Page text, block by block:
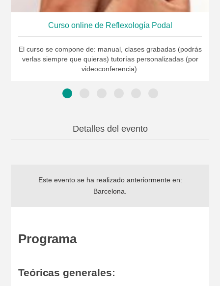
Curso online de Reflexología Podal
El curso se compone de: manual, clases grabadas (podrás
verlas siempre que quieras) tutorías personalizadas (por
videoconferencia).
Detalles del evento
Este evento se ha realizado anteriormente en:
Barcelona
Programa
Teóricas generales: